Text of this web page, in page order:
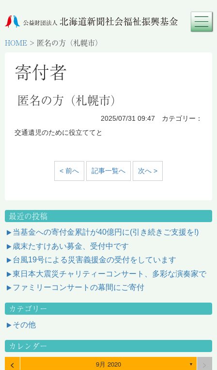
HOME > 匿名の方（札幌市）
寄付者
匿名の方（札幌市）
2025/07/31 09:47 カテゴリー：
交通遺児のために役立ててと
< 前へ 記事一覧へ 次へ >
最近の投稿
当基金への寄付金累計が40億円に(引き続きご支援を!)
歳末たすけあい募金、受付中です
台風19号による災害義援金の受付をしています
東日本大震災チャリティーコンサート、多彩な演奏家で
ファミリーコンサートの幕間にご寄付
カテゴリー
その他
カレンダー
< 9月 2020 ▼